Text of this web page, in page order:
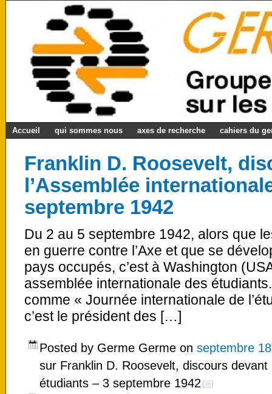
Accueil qui sommes nous axes de recherche cahiers du
Franklin D. Roosevelt,
l’Assemblée
septembre 1942
Du 2 au 5 septembre 1942, alors que
en guerre contre l’Axe et que se
pays occupés, c’est à Washington
assemblée internationale des
comme « Journée internationale de
c’est le président des […]
Posted by Germe Germe on septembre
sur Franklin D. Roosevelt, discours devant
étudiants – 3 septembre 1942